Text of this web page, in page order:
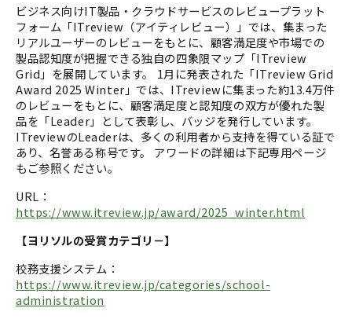
ビジネス向けIT製品・クラウドサービスのレビュープラット
フォーム「ITreview（アイティレビュー）」では、集まった
リアルユーザーのレビューをもとに、顧客満足度や市場での
製品認知度が把握できる独自の四象限マップ「ITreview
Grid」を展開しています。 1月に発表された「ITreview Grid
Award 2025 Winter」では、ITreviewに集まった約13.4万件
のレビューをもとに、顧客満足度と認知度の双方が優れた製
品を「Leader」として表彰し、バッジを発行しています。
ITreviewのLeaderは、多くの利用者から支持を得ている証で
あり、名誉ある称号です。 アワードの詳細は下記専用ページ
もご参照ください。
URL：
https://www.itreview.jp/award/2025_winter.html
【ヨリソルの受賞カテゴリ－】
校務支援システム：
https://www.itreview.jp/categories/school-
administration